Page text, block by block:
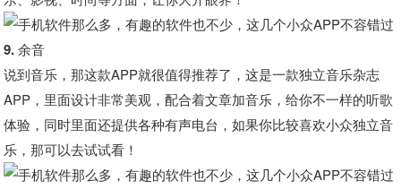
9. 余音
说到音乐，那这款APP就很值得推荐了，这是一款独立音乐杂志
APP，里面设计非常美观，配合着文章加音乐，给你不一样的听歌
体验，同时里面还提供各种有声电台，如果你比较喜欢小众独立音
乐，那可以去试试看！